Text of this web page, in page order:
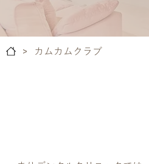
> カムカムクラブ